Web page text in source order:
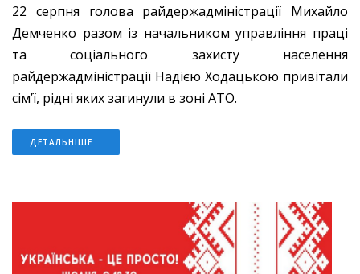
22 серпня голова райдержадміністрації Михайло
Демченко разом із начальником управління праці
та соціального захисту населення
райдержадміністрації Надією Ходацькою привітали
сім’ї, рідні яких загинули в зоні АТО.
ДЕТАЛЬНІШЕ...